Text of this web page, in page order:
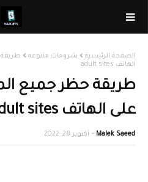
الصفحة الرئيسية شروحات متنوعه
طريقة
الهاتف adult sites
طريقة حظر جميع
على الهاتف adult sites
Malek Saeed أكتوبر 28, 2022